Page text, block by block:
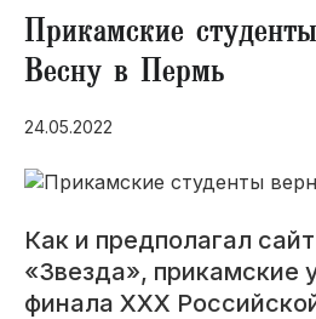
СВО
Выборы в Пермском крае
Социальная поддержка
Инфраструктура
Благоустройство
Прикамские
Весну в Пермь
24.05.2022
Как и предполагал
«Звезда», прикамские
финала XXX